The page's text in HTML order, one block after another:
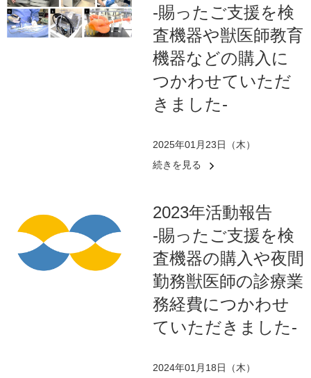
-賜ったご支援を検
査機器や獣医師教育
機器などの購入に
つかわせていただ
きました-
2025年01月23日（木）
続きを見る
2023年活動報告
-賜ったご支援を検
査機器の購入や夜間
勤務獣医師の診療業
務経費につかわせ
ていただきました-
2024年01月18日（木）